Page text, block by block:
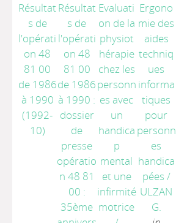
Résultat
s de
l'opérati
on 48
81 00
de 1986
à 1990
(1992-
10)
Résultat
s de
l'opérati
on 48
81 00
de 1986
à 1990 :
dossier
de
presse
opératio
n 48 81
00 :
35ème
Evaluati
on de la
physiot
hérapie
chez les
personn
es avec
un
handica
p
mental
et une
infirmité
motrice
Ergono
mie des
aides
techniq
ues
informa
tiques
pour
personn
es
handica
pées /
ULZAN
G.